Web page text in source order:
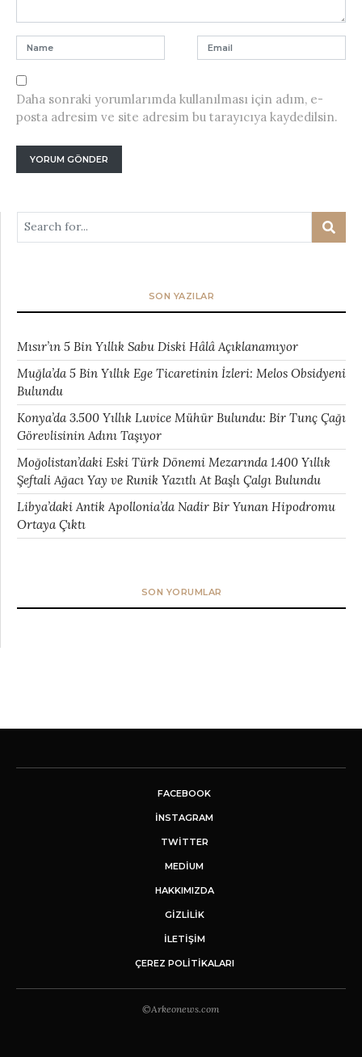
Daha sonraki yorumlarımda kullanılması için adım, e-
posta adresim ve site adresim bu tarayıcıya kaydedilsin.
SON YAZILAR
Mısır’ın 5 Bin Yıllık Sabu Diski Hâlâ Açıklanamıyor
Muğla’da 5 Bin Yıllık Ege Ticaretinin İzleri: Melos Obsidyeni
Bulundu
Konya’da 3.500 Yıllık Luvice Mühür Bulundu: Bir Tunç Çağı
Görevlisinin Adını Taşıyor
Moğolistan’daki Eski Türk Dönemi Mezarında 1.400 Yıllık
Şeftali Ağacı Yay ve Runik Yazıtlı At Başlı Çalgı Bulundu
Libya’daki Antik Apollonia’da Nadir Bir Yunan Hipodromu
Ortaya Çıktı
SON YORUMLAR
FACEBOOK
INSTAGRAM
TWITTER
MEDIUM
HAKKIMIZDA
GİZLİLİK
İLETIŞIM
ÇEREZ POLITIKALARI
©Arkeonews.com